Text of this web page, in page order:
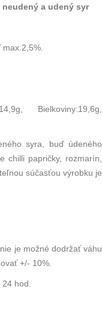
a udený syr
max.2,5%.
Bielkoviny:19,6g,
syra, buď údeného
chilli papričky, rozmarín,
súčasťou výrobku je
je možné dodržať váhu
+/- 10%.
hod.